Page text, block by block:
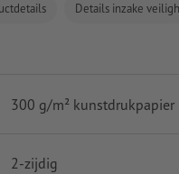
Details inzake
300 g/m² kunstdrukpapier
2-zijdig